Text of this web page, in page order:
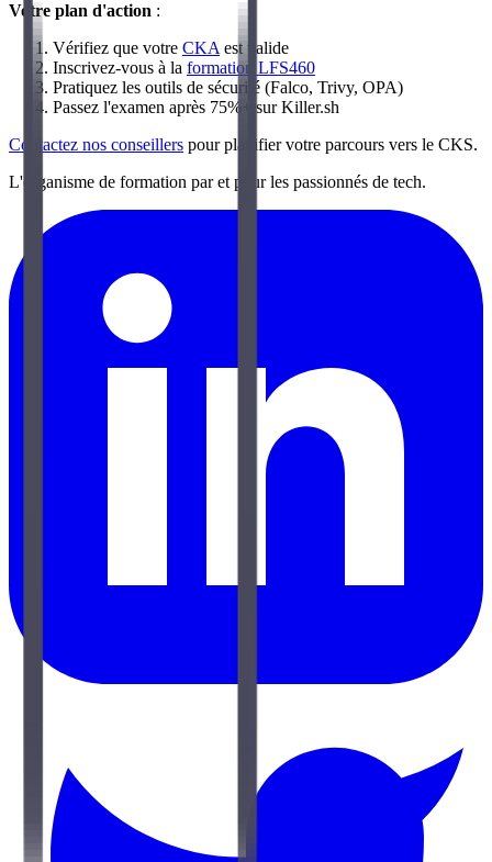
Votre plan d'action :
Vérifiez que votre CKA est valide
Inscrivez-vous à la formation LFS460
Pratiquez les outils de sécurité (Falco, Trivy, OPA)
Passez l'examen après 75%+ sur Killer.sh
Contactez nos conseillers pour planifier votre parcours vers le CKS.
L'organisme de formation par et pour les passionnés de tech.